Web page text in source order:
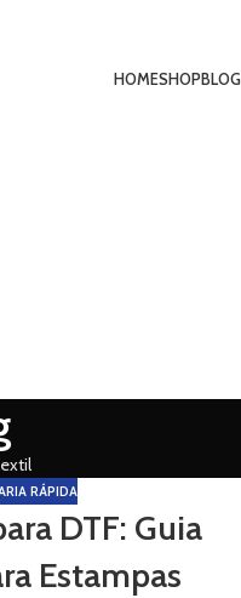
HOMESHOPBLOG
RÁPIDA
DTF: Guia
Estampas